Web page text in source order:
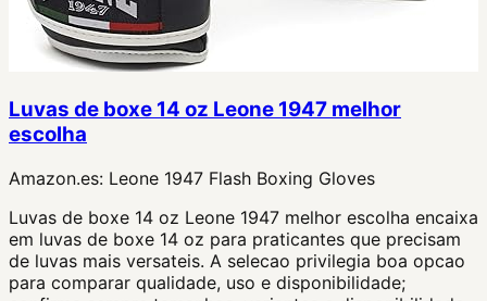
Luvas de boxe 14 oz Leone 1947 melhor
escolha
Amazon.es: Leone 1947 Flash Boxing Gloves
Luvas de boxe 14 oz Leone 1947 melhor escolha encaixa
em luvas de boxe 14 oz para praticantes que precisam
de luvas mais versateis. A selecao privilegia boa opcao
para comparar qualidade, uso e disponibilidade;